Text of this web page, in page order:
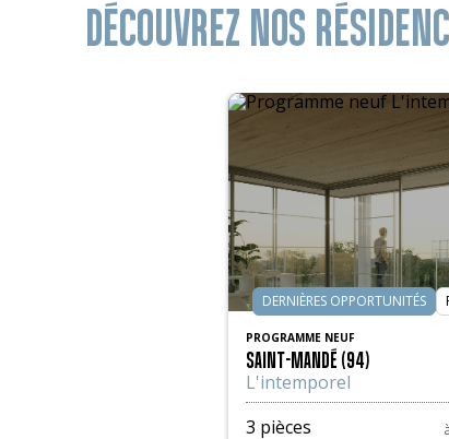
DÉCOUVREZ NOS
DERNIÈRES OPPORTUNITÉS
PROGRAMME NEUF
SAINT-MANDÉ (94)
L'intemporel
3 pièces